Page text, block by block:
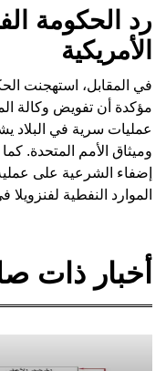
رد الحكومة
الأمريكية
في المقابل، استهجنت
مؤكدة أن تفويض وكالة
عمليات سرية في البلاد
وميثاق الأمم المتحدة.
إضفاء الشرعية على
الموارد النفطية
أخبار ذات